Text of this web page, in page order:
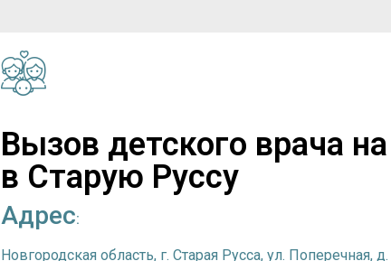
Вызов детского врача
в Старую Руссу
Адрес:
Новгородская область, г. Старая Русса, ул. Поперечная,